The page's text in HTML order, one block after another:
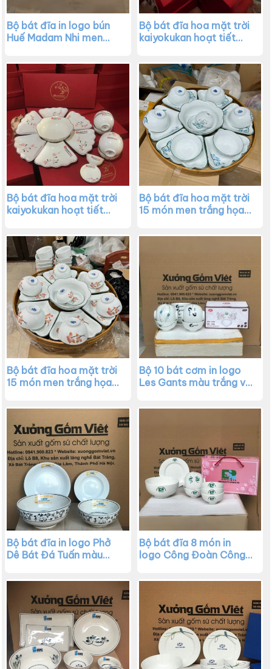
Bộ bát đĩa in logo bún
Huế Madam Nhi men
XG-BD45
Bộ bát đĩa hoa mặt trời
kaiyokukan hoạt tiết
Bộ bát đĩa hoa mặt trời
kaiyokukan hoạt tiết
BD43
Bộ bát đĩa hoa mặt trời
15 món men trắng họa
Bộ bát đĩa hoa mặt trời
15 món men trắng họa
Bộ 10 bát cơm in logo
Les Gants màu trắng vẽ
BD40
Bộ bát đĩa in logo Phở
Dê Bát Đá Tuấn màu
XG-BD39
Bộ bát đĩa 8 món in
logo Công Đoàn Công
XG-BD38